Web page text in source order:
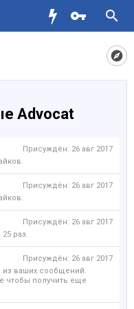
Advocat
Присуждён: 26 авг 2017
Присуждён: 26 авг 2017
Присуждён: 26 авг 2017
раз.
Присуждён: 26 авг 2017
из ваших сообщений.
чтобы получить еще